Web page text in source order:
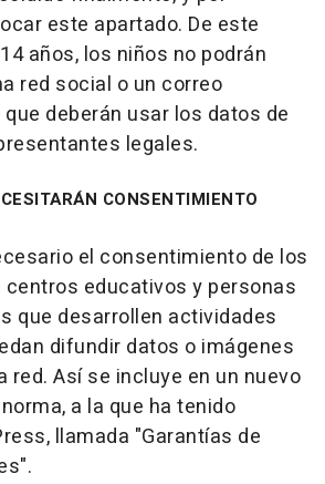
este apartado. De este
años, los niños no podrán
red social o un correo
deberán usar los datos de
legales.
CONSENTIMIENTO
el consentimiento de los
educativos y personas
que desarrollen actividades
difundir datos o imágenes
red. Así se incluye en un nuevo
a la que ha tenido
llamada "Garantías de